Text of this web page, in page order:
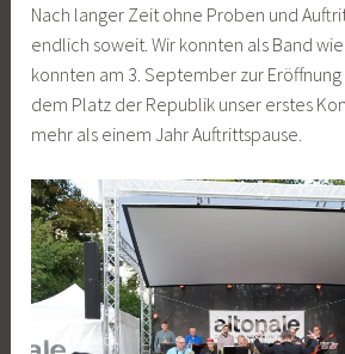
2
.
S
e
p
e
m
b
e
2
a
n
K
o
c
Nach langer Zeit ohne Proben und
endlich soweit. Wir konnten als Band
konnten am 3. September zur
dem Platz der Republik unser erstes
mehr als einem Jahr Auftrittspause.